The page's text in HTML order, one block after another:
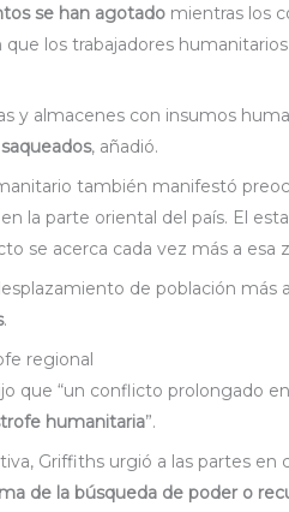
se han agotado mientras los
los trabajadores
y almacenes con insumos
saqueados, añadió.
también manifestó
la parte oriental del país. El
se acerca cada vez más a esa
de población más
.
regional
que “un conflicto prolongado
humanitaria”.
Griffiths urgió a las partes en
de la búsqueda de poder o